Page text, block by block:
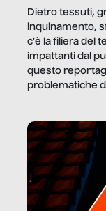
Dietro tessuti,
inquinamento,
c’è la filiera del
impattanti dal
questo
problematiche